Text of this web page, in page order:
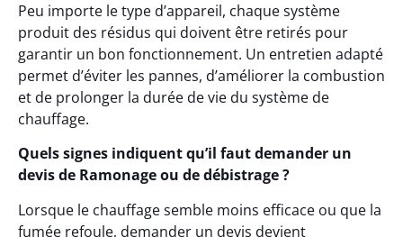
Peu importe le type d’appareil, chaque système
produit des résidus qui doivent être retirés pour
garantir un bon fonctionnement. Un entretien adapté
permet d’éviter les pannes, d’améliorer la combustion
et de prolonger la durée de vie du système de
chauffage.
Quels signes indiquent qu’il faut demander un
devis de Ramonage ou de débistrage ?
Lorsque le chauffage semble moins efficace ou que la
fumée refoule, demander un devis devient